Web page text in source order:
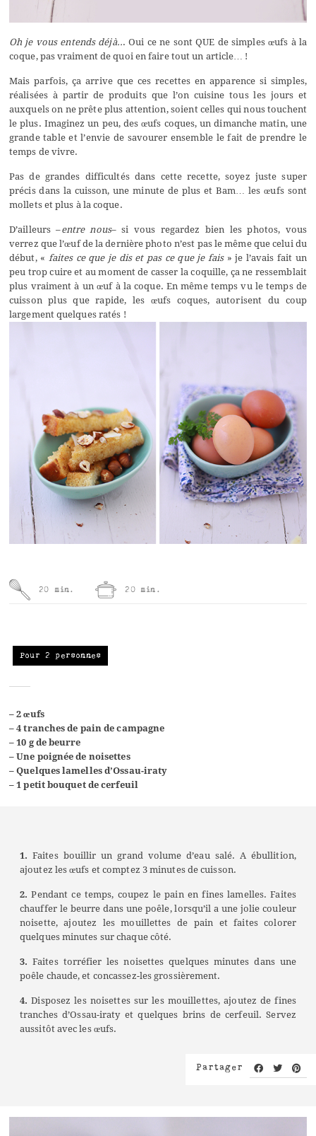
Oh je vous entends déjà... Oui ce ne sont QUE de simples œufs à la
coque, pas vraiment de quoi en faire tout un article… !
Mais parfois, ça arrive que ces recettes en apparence si simples,
réalisées à partir de produits que l’on cuisine tous les jours et
auxquels on ne prête plus attention, soient celles qui nous touchent
le plus. Imaginez un peu, des œufs coques, un dimanche matin, une
grande table et l’envie de savourer ensemble le fait de prendre le
temps de vivre.
Pas de grandes difficultés dans cette recette, soyez juste super
précis dans la cuisson, une minute de plus et Bam… les œufs sont
mollets et plus à la coque.
D’ailleurs –entre nous– si vous regardez bien les photos, vous
verrez que l’œuf de la dernière photo n’est pas le même que celui du
début, « faites ce que je dis et pas ce que je fais» je l’avais fait un
peu trop cuire et au moment de casser la coquille, ça ne ressemblait
plus vraiment à un œuf à la coque. En même temps vu le temps de
cuisson plus que rapide, les œufs coques, autorisent du coup
largement quelques ratés !
20 min. 20 min.
Pour 2 personnes
– 2 œufs
– 4 tranches de pain de campagne
– 10 g de beurre
– Une poignée de noisettes
– Quelques lamelles d’Ossau-iraty
– 1 petit bouquet de cerfeuil
1. Faites bouillir un grand volume d’eau salé. A ébullition,
ajoutez les œufs et comptez 3 minutes de cuisson.
2. Pendant ce temps, coupez le pain en fines lamelles. Faites
chauffer le beurre dans une poêle, lorsqu’il a une jolie couleur
noisette, ajoutez les mouillettes de pain et faites colorer
quelques minutes sur chaque côté.
3. Faites torréfier les noisettes quelques minutes dans une
poêle chaude, et concassez-les grossièrement.
4. Disposez les noisettes sur les mouillettes, ajoutez de fines
tranches d’Ossau-iraty et quelques brins de cerfeuil. Servez
aussitôt avec les œufs.
Partager